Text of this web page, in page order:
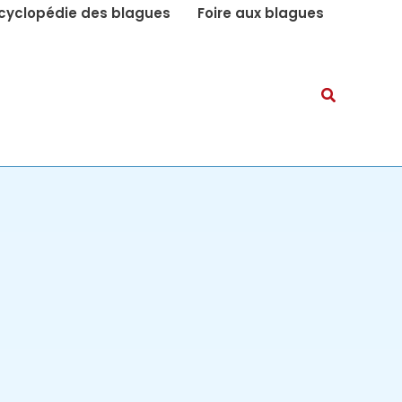
des blagues Foire aux blagues